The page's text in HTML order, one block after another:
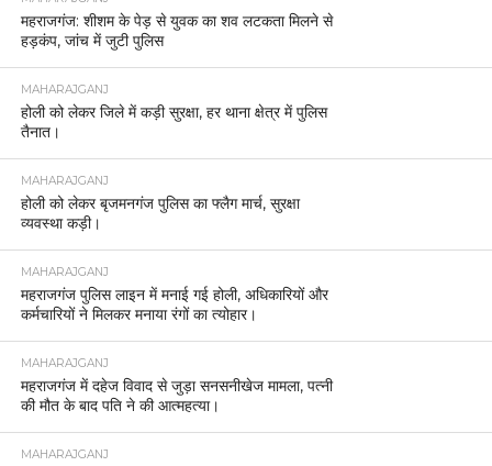
महराजगंज: शीशम के पेड़ से युवक का शव लटकता मिलने से
हड़कंप, जांच में जुटी पुलिस
MAHARAJGANJ
होली को लेकर जिले में कड़ी सुरक्षा, हर थाना क्षेत्र में पुलिस
तैनात।
MAHARAJGANJ
होली को लेकर बृजमनगंज पुलिस का फ्लैग मार्च, सुरक्षा
व्यवस्था कड़ी।
MAHARAJGANJ
महराजगंज पुलिस लाइन में मनाई गई होली, अधिकारियों और
कर्मचारियों ने मिलकर मनाया रंगों का त्योहार।
MAHARAJGANJ
महराजगंज में दहेज विवाद से जुड़ा सनसनीखेज मामला, पत्नी
की मौत के बाद पति ने की आत्महत्या।
MAHARAJGANJ